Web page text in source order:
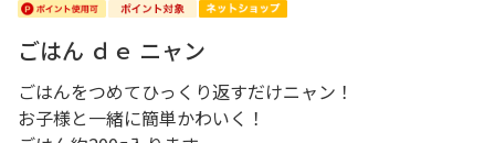
ごはん ｄｅ ニャン
ごはんをつめてひっくり返すだけニャン！
お子様と一緒に簡単かわいく！